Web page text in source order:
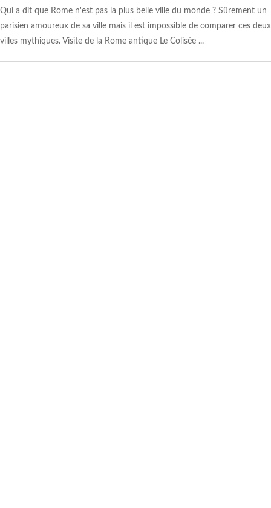
Qui a dit que Rome n'est pas la plus belle ville du monde ? Sûrement un
parisien amoureux de sa ville mais il est impossible de comparer ces deux
villes mythiques. Visite de la Rome antique Le Colisée ...